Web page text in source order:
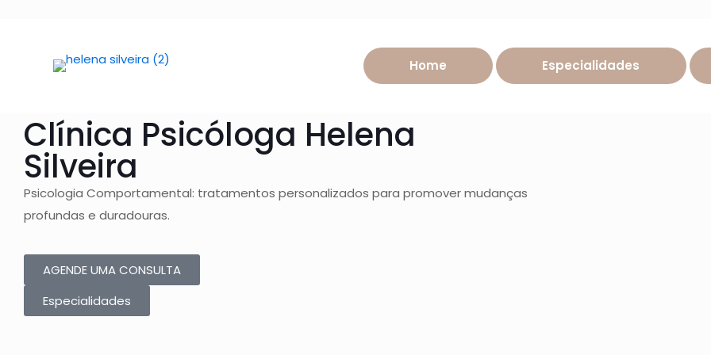
Home Especialidades
Tratamentos
Psicológicos
Clínica Psicóloga Helena
Silveira
Psicologia Comportamental: tratamentos personalizados para promover mudanças
profundas e duradouras.
AGENDE UMA CONSULTA
Especialidades